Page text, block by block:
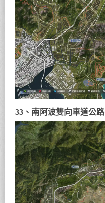
33、南阿波雙向車道公路